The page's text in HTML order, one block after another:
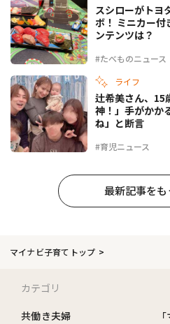
#たべものニュース
スシローがトヨ
ボ！ ミニカー付
ンテンツは？
ライフ
#育児ニュース
辻希美さん、15
神！」手がかか
ね」と断言
最新記事をも
マイナビ子育てトップ
カテゴリ
共働き夫婦